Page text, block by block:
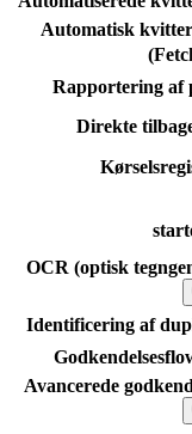
Automatisk
Rapportering af
Direkte
OCR (optisk
Identificering af
Avancerede